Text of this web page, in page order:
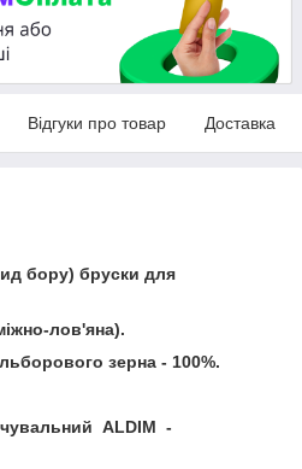
Відгуки про товар Доставка
бору) бруски для
лов'яна).
зерна - 100%.
ALDIM -